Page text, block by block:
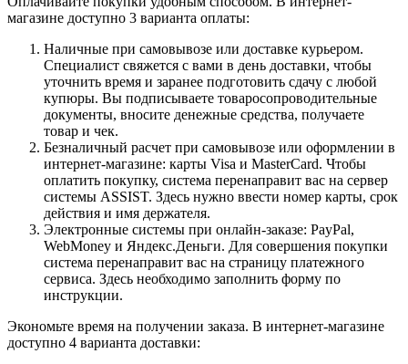
магазине доступно 3 варианта оплаты:
Наличные при самовывозе или доставке курьером.
Специалист свяжется с вами в день доставки, чтобы
уточнить время и заранее подготовить сдачу с любой
купюры. Вы подписываете товаросопроводительные
документы, вносите денежные средства, получаете
товар и чек.
Безналичный расчет при самовывозе или оформлении в
интернет-магазине: карты Visa и MasterCard. Чтобы
оплатить покупку, система перенаправит вас на сервер
системы ASSIST. Здесь нужно ввести номер карты, срок
действия и имя держателя.
Электронные системы при онлайн-заказе: PayPal,
WebMoney и Яндекс.Деньги. Для совершения покупки
система перенаправит вас на страницу платежного
сервиса. Здесь необходимо заполнить форму по
инструкции.
Экономьте время на получении заказа. В интернет-магазине
доступно 4 варианта доставки: